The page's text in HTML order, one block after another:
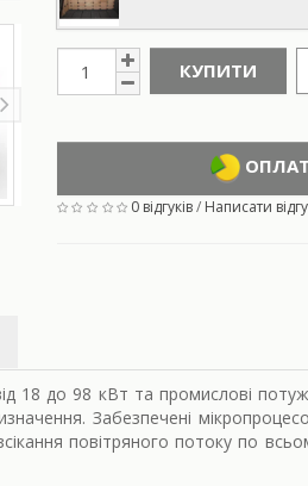
КУПИТИ
0 відгуків/ Написати
18 до 98 кВт та промислові
Забезпечені
повітряного потоку по